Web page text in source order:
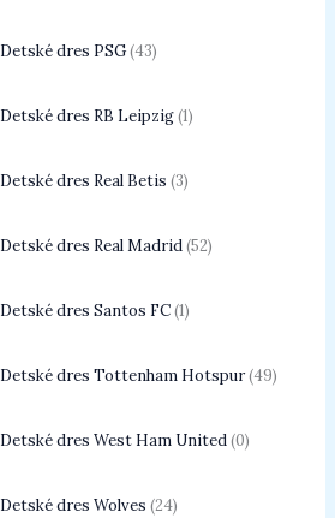
Detské dres PSG 43
Detské dres RB Leipzig 1
Detské dres Real Betis 3
Detské dres Real Madrid 52
Detské dres Santos FC 1
Detské dres Tottenham Hotspur 49
Detské dres West Ham United 0
Detské dres Wolves 24